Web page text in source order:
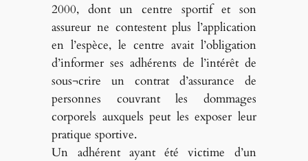
2000, dont un centre sportif et son
assureur ne contestent plus l’application
en l’espèce, le centre avait l’obligation
d’informer ses adhérents de l’intérêt de
sous¬crire un contrat d’assurance de
personnes couvrant les dommages
corporels auxquels peut les exposer leur
pratique sportive.
Un adhérent ayant été victime d’un